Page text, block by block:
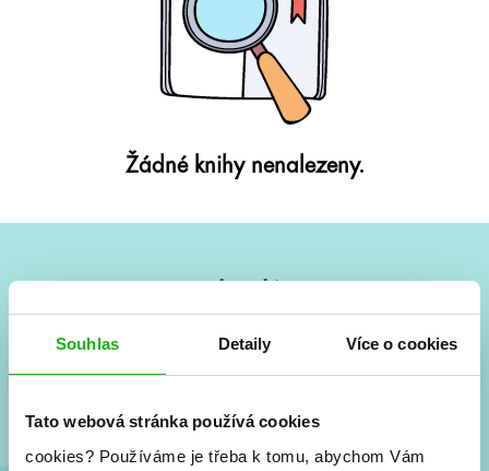
Souhlas Detaily Více o cookies
Tato webová stránka používá cookies
cookies? Používáme je třeba k tomu, abychom Vám
Žádné knihy nenalezeny.
Vše kolem #youngadult každý měsíc rovnou do mailu!
a seriálové adaptace a další.